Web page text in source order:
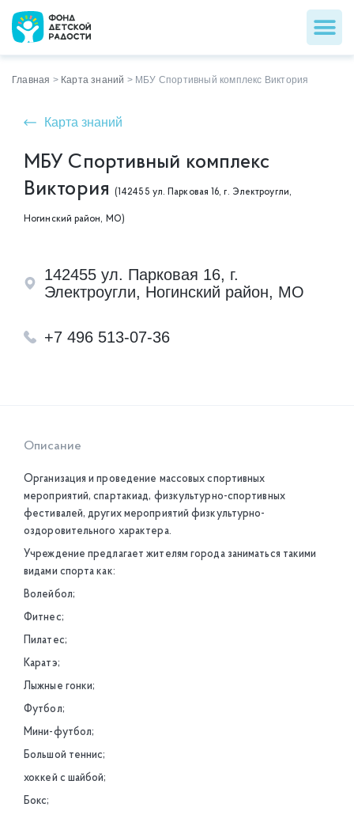
Главная > Карта знаний > МБУ Спортивный комплекс Виктория
Карта знаний
МБУ Спортивный комплекс
Виктория
(142455 ул. Парковая 16, г. Электроугли,
Ногинский район, МО)
142455 ул. Парковая 16, г.
Электроугли, Ногинский район, МО
+7 496 513-07-36
Описание
Организация и проведение массовых спортивных
мероприятий, спартакиад, физкультурно-спортивных
фестивалей, других мероприятий физкультурно-
оздоровительного характера.
Учреждение предлагает жителям города заниматься такими
видами спорта как:
Волейбол;
Фитнес;
Пилатес;
Каратэ;
Лыжные гонки;
Футбол;
Мини-футбол;
Большой теннис;
хоккей с шайбой;
Бокс;